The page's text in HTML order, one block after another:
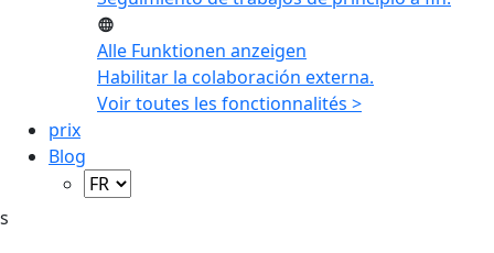
Alle Funktionen anzeigen
Habilitar la colaboración externa.
Voir toutes les fonctionnalités >
prix
Blog
s